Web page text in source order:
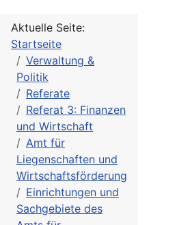
Aktuelle Seite:
Startseite
Verwaltung &
Politik
Referate
Referat 3: Finanzen
und Wirtschaft
Amt für
Liegenschaften und
Wirtschaftsförderung
Einrichtungen und
Sachgebiete des